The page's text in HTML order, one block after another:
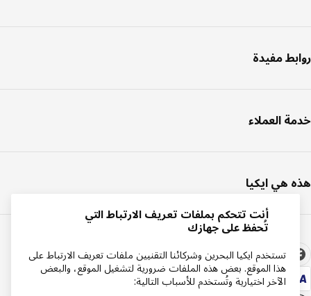
روابط مفيدة
خدمة العملاء
هذه هي ايكيا
أنت تتحكم بملفات تعريف الارتباط التي
تُحفظ على جهازك
تستخدم ايكيا البحرين وشركائنا التقنيين ملفات تعريف الارتباط على
هذا الموقع. بعض هذه الملفات ضرورية لتشغيل الموقع، والبعض
الآخر اختيارية وتُستخدم للأسباب التالية: